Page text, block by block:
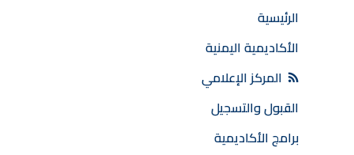
الرئيسية
الأكاديمية اليمنية
المركز الإعلامي
القبول والتسجيل
برامج الأكاديمية